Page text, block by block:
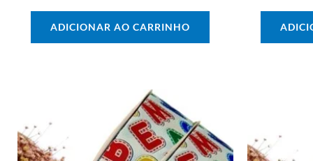
ADICIONAR AO CARRINHO